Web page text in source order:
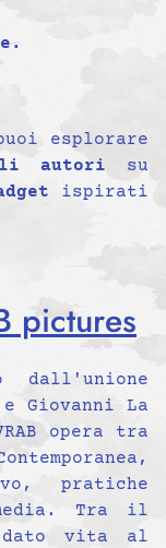
esplorare
autori su
ispirati
pictures
dall'unione
Giovanni La
opera tra
pratiche
Tra il
dato vita al